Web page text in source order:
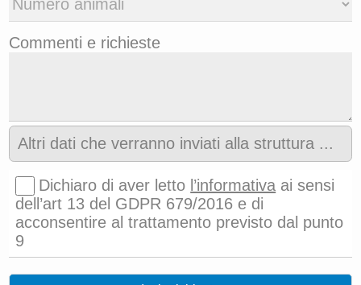
Commenti e richieste
Altri dati che verranno inviati alla struttura ...
Dichiaro di aver letto l’informativa ai sensi
dell’art 13 del GDPR 679/2016 e di
acconsentire al trattamento previsto dal punto
9